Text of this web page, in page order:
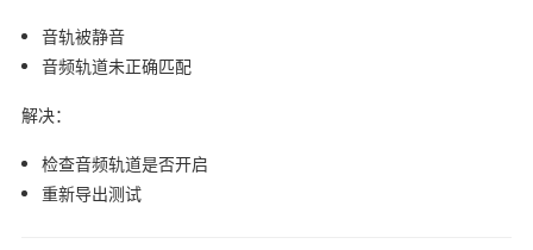
音轨被静音
音频轨道未正确匹配
解决：
检查音频轨道是否开启
重新导出测试